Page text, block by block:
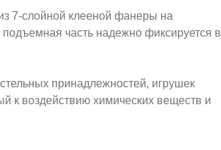
7-слойной клееной фанеры на
часть надежно фиксируется в
принадлежностей, игрушек
к воздействию химических веществ и